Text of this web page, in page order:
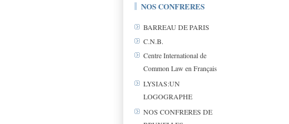
NOS CONFRERES
BARREAU DE PARIS
C.N.B.
Centre International de
Common Law en Français
LYSIAS:UN
LOGOGRAPHE
NOS CONFRERES DE